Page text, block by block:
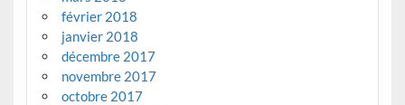
février 2018
janvier 2018
décembre 2017
novembre 2017
octobre 2017